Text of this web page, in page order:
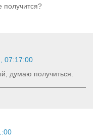
получится?
07:17:00
думаю получиться.